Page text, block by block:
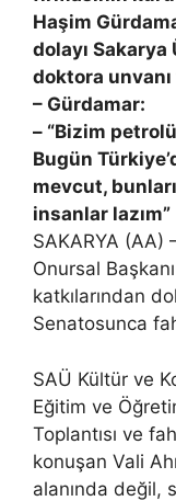
Haşim
dolayı
doktora
– Gürdamar:
– “Bizim
Bugün
mevcut,
insanlar lazım”
SAKARYA (AA)
Onursal
katkılarından
Senatosunca
SAÜ Kültür ve
Eğitim ve
Toplantısı ve
konuşan Vali
alanında değil,